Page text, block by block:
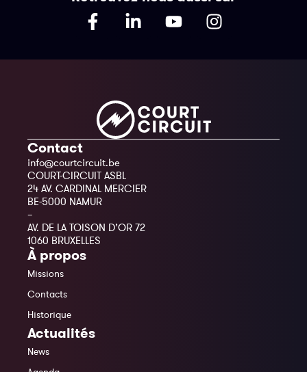
Contact
info@courtcircuit.be
COURT-CIRCUIT ASBL
24 AV. CARDINAL MERCIER
BE-5000 NAMUR
–
AV. DE LA TOISON D’OR 72
1060 BRUXELLES
À propos
Missions
Contacts
Historique
Actualités
News